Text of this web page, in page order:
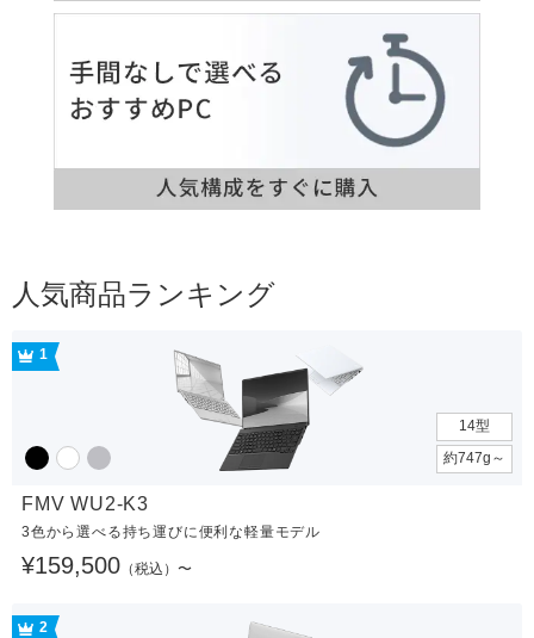
人気商品ランキング
1
14型
約747g～
FMV WU2-K3
3色から選べる持ち運びに便利な軽量モデル
¥159,500 （税込）〜
2